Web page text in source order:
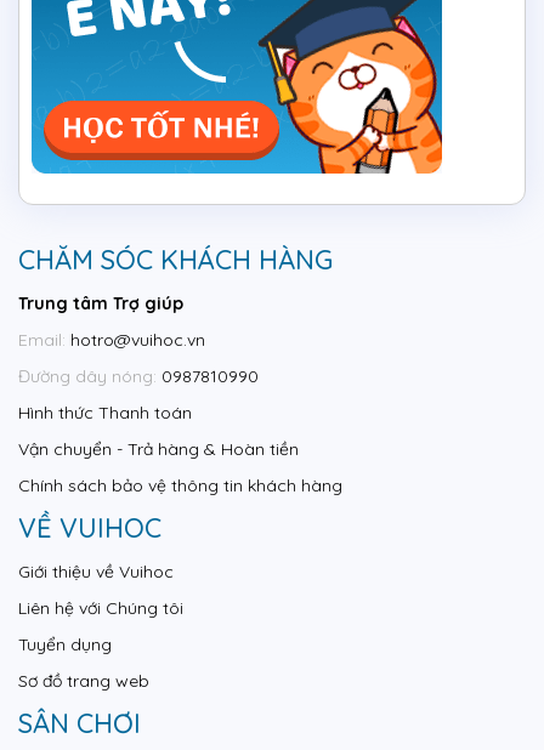
CHĂM SÓC KHÁCH HÀNG
Trung tâm Trợ giúp
Email: hotro@vuihoc.vn
Đường dây nóng: 0987810990
Hình thức Thanh toán
Vận chuyển - Trả hàng & Hoàn tiền
Chính sách bảo vệ thông tin khách hàng
VỀ VUIHOC
Giới thiệu về Vuihoc
Liên hệ với Chúng tôi
Tuyển dụng
Sơ đồ trang web
SÂN CHƠI